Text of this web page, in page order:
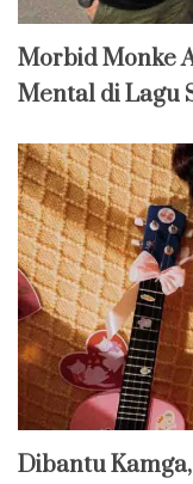
Morbid Monke
Mental di Lagu
Dibantu